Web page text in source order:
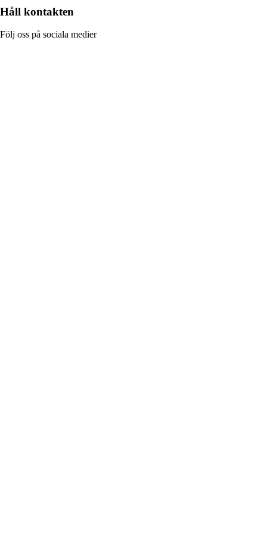
Håll kontakten
Följ oss på sociala medier